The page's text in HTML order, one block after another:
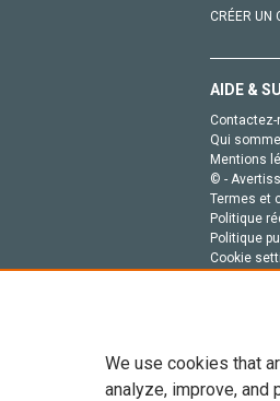
CRÉER UN
AIDE &
Contactez-
Qui
Mentions
© -
Termes et
Politique
Politique
Cookie
We use cookies that
analyze, improve, and